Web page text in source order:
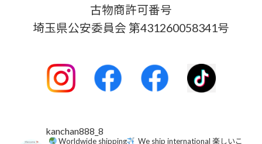
古物商許可番号
埼玉県公安委員会 第431260058341号
kanchan888_8
Worldwide shipping We ship international 楽しいこ